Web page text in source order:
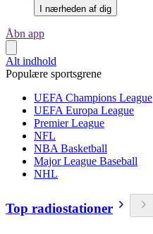
I nærheden af dig
Åbn app
Alt indhold
Populære sportsgrene
UEFA Champions League
UEFA Europa League
Premier League
NFL
NBA Basketball
Major League Baseball
NHL
Top radiostationer